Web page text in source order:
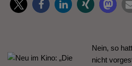
Nein, so
nicht